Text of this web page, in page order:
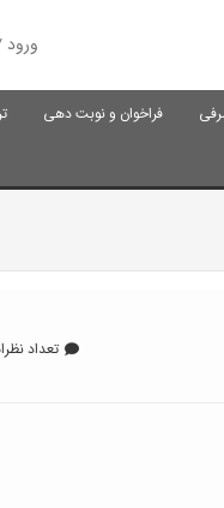
فراخوان و نوبت دهی
تعداد